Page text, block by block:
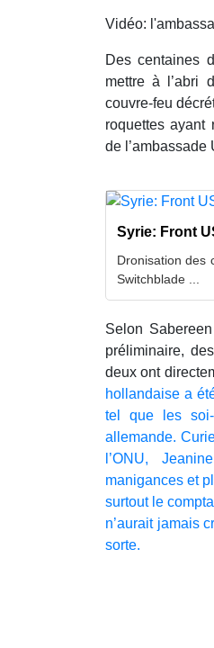
Vidéo:
Des centaines
mettre à l’abri
couvre-feu
roquettes ayant
de l’ambassade
Syrie: Front
Dronisation des
Switchblade ...
Selon
préliminaire,
deux ont
hollandaise a
tel que les soi-
allemande.
l’ONU,
manigances et
surtout le
n’aurait jamais
sorte.